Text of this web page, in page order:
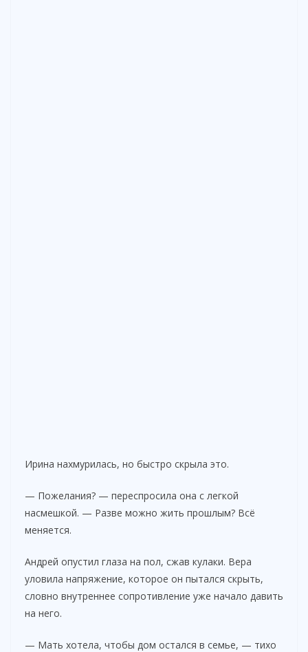
Ирина нахмурилась, но быстро скрыла это.
— Пожелания? — переспросила она с легкой
насмешкой. — Разве можно жить прошлым? Всё
меняется.
Андрей опустил глаза на пол, сжав кулаки. Вера
уловила напряжение, которое он пытался скрыть,
словно внутреннее сопротивление уже начало давить
на него.
— Мать хотела, чтобы дом остался в семье, — тихо